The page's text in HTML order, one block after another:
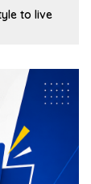
to live